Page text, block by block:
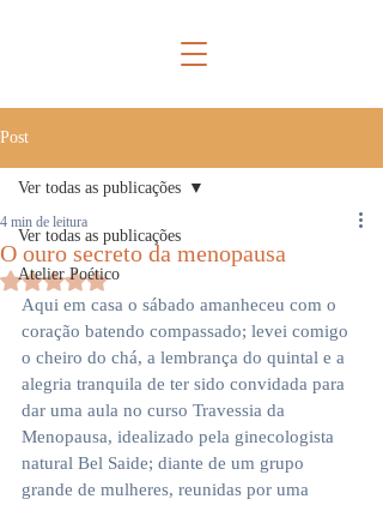
Post
Ver todas as publicações
Atelier Poético
Ver todas as publicações
O ouro secreto da menopausa
4 min de leitura
Avaliado com NaN de 5 estrelas.
Aqui em casa o sábado amanheceu com o
coração batendo compassado; levei comigo
o cheiro do chá, a lembrança do quintal e a
alegria tranquila de ter sido convidada para
dar uma aula no curso Travessia da
Menopausa, idealizado pela ginecologista
natural Bel Saide; diante de um grupo
grande de mulheres, reunidas por uma